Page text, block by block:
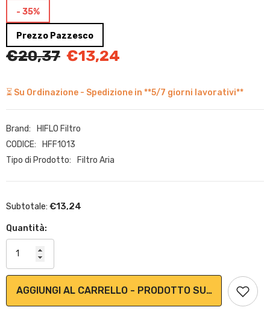
- 35%
Prezzo Pazzesco
€20,37 €13,24
⏳ Su Ordinazione - Spedizione in **5/7 giorni lavorativi**
Brand:
HIFLO Filtro
CODICE:
HFF1013
Tipo di Prodotto:
Filtro Aria
Subtotale: €13,24
Quantità:
AGGIUNGI AL CARRELLO - PRODOTTO SU